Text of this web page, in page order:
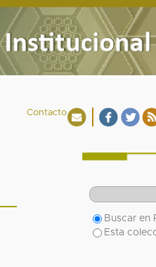
Contacto
Buscar en
Esta